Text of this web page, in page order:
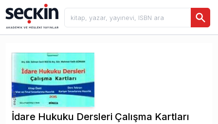
İdare Hukuku Dersleri Çalışma Kartları